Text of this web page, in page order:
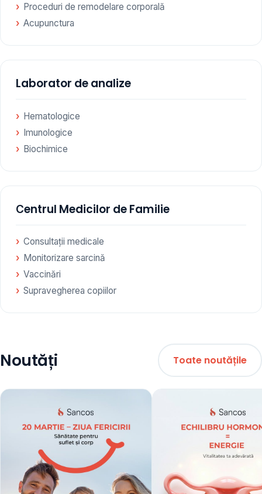
Proceduri de remodelare corporală
Acupunctura
Laborator de analize
Hematologice
Imunologice
Biochimice
Сentrul Medicilor de Familie
Consultații medicale
Monitorizare sarcină
Vaccinări
Supravegherea copiilor
Noutăți Toate noutățile